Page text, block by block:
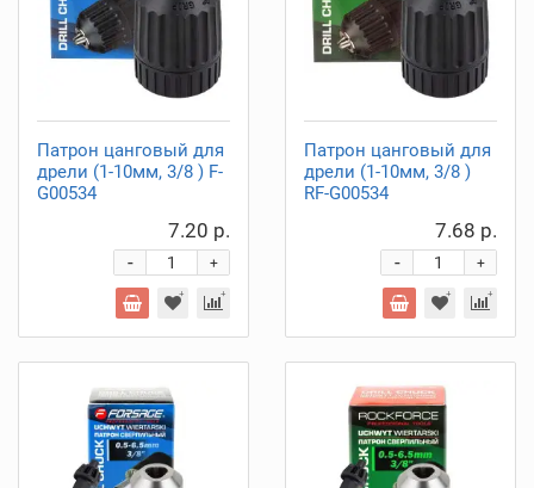
Патрон цанговый для
дрели (1-10мм, 3/8 ) F-
G00534
7.20 р.
+
-
Патрон цанговый для
дрели (1-10мм, 3/8 )
RF-G00534
7.68 р.
+
-